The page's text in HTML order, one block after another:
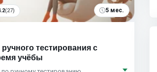
(27) 5 мес.
тестирования с
учёбы